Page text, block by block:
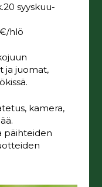
syyskuu-
hlö
ja juomat,
kamera,
päihteiden